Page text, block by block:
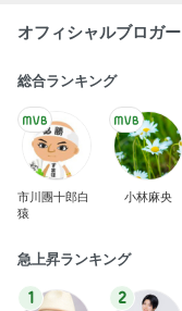
オフィシャルブロガ
総合ランキング
市川團十郎白
猿
小林麻央
急上昇ランキング
1 2